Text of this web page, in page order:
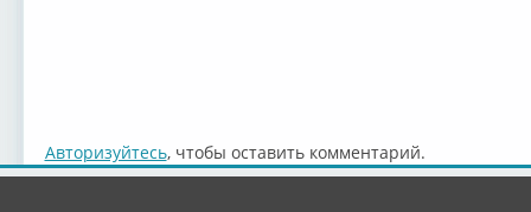
Авторизуйтесь, чтобы оставить комментарий.